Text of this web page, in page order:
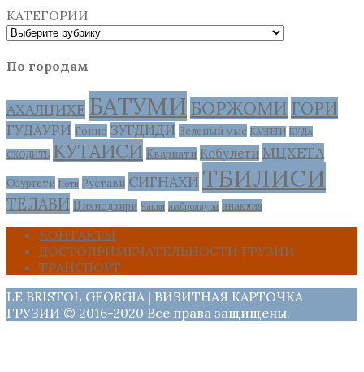
КАТЕГОРИИ
По городам
АХАЛЦИХЕ БАТУМИ БОРЖОМИ ГОРИ
ГУДАУРИ Гонио ЗУГДИДИ Зеленый мыс КАЗБЕГИ КУДА
СХОДИТЬ КУТАИСИ Квариати Кобулети МЦХЕТА
Озургети Поти Рустави СИГНАХИ ТБИЛИСИ
ТЕЛАВИ Цихисдзири Чакви амбролаури анаклия
КОНТАКТЫ
ДОСТОПРИМЕЧАТЕЛЬНОСТИ ГРУЗИИ
ТРАНСПОРТ
LE BRISTOL GEORGIA | ВИЗИТНАЯ КАРТОЧКА
ГРУЗИИ © 2016-2020 Все права защищены.